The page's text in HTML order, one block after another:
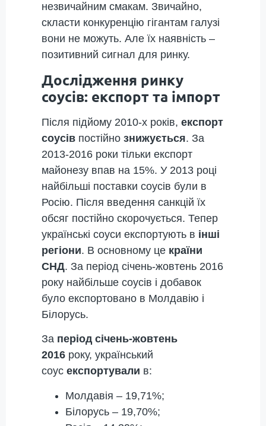
незвичайним смакам. Звичайно,
скласти конкуренцію гігантам галузі
вони не можуть. Але їх наявність –
позитивний сигнал для ринку.
Дослідження ринку
соусів: експорт та імпорт
Після підйому 2010-х років, експорт
соусів постійно знижується. За
2013-2016 роки тільки експорт
майонезу впав на 15%. У 2013 році
найбільші поставки соусів були в
Росію. Після введення санкцій їх
обсяг постійно скорочується. Тепер
українські соуси експортують в інші
регіони. В основному це країни
СНД. За період січень-жовтень 2016
року найбільше соусів і добавок
було експортовано в Молдавію і
Білорусь.
За період січень-жовтень
2016 року, український
соус експортували в:
Молдавія – 19,71%;
Білорусь – 19,70%;